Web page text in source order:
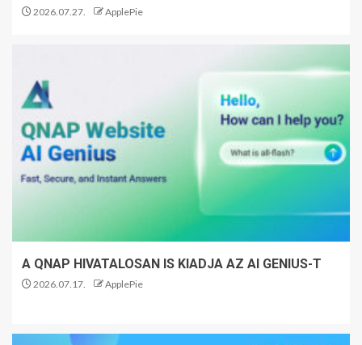
2026.07.27. ApplePie
A QNAP HIVATALOSAN IS KIADJA AZ AI GENIUS-T
2026.07.17. ApplePie